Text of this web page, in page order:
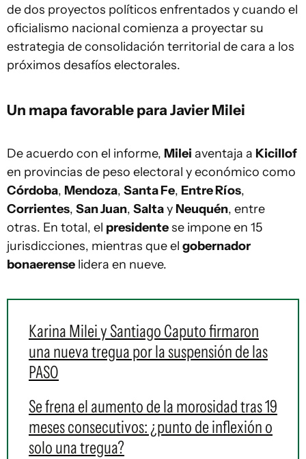
de dos proyectos políticos enfrentados y cuando el
oficialismo nacional comienza a proyectar su
estrategia de consolidación territorial de cara a los
próximos desafíos electorales.
Un mapa favorable para Javier Milei
De acuerdo con el informe, Milei aventaja a Kicillof
en provincias de peso electoral y económico como
Córdoba, Mendoza, Santa Fe, Entre Ríos,
Corrientes, San Juan, Saltay Neuquén, entre
otras. En total, el presidentese impone en 15
jurisdicciones, mientras que el gobernador
bonaerense lidera en nueve.
Karina Milei y Santiago Caputo firmaron
una nueva tregua por la suspensión de las
PASO
Se frena el aumento de la morosidad tras 19
meses consecutivos: ¿punto de inflexión o
solo una tregua?